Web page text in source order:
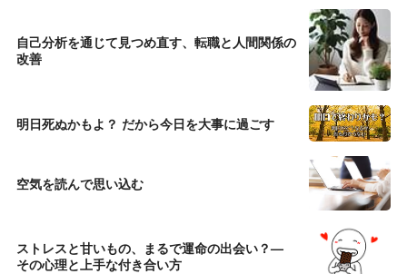
自己分析を通じて見つめ直す、転職と人間関係の
改善
明日死ぬかもよ？ だから今日を大事に過ごす
空気を読んで思い込む
ストレスと甘いもの、まるで運命の出会い？—
その心理と上手な付き合い方